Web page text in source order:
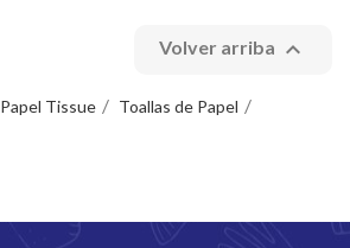
Papel Tissue
Toallas de Papel
Volver arriba 